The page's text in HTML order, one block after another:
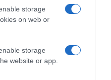
storage
on web or
storage
website or app.
család ,szakítás